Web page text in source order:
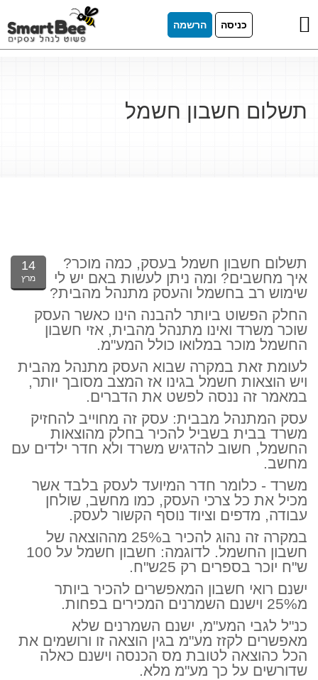
כניסה הרשמה
תשלום חשבון חשמל
14
מרץ
תשלום חשבון חשמל בעסק, כמה מוכר?
איך מחשבים? ומה ניתן לעשות באם יש לי
שימוש רב בחשמל והעסק מתנהל מהבית?
החלק הפשוט ביותר להבנה הינו כאשר העסק
שוכר משרד ואינו מתנהל מהבית, אזי חשבון
החשמל מוכר במלואו כולל המע"מ.
לעומת זאת במקרה שבוא העסק מתנהל מהבית
ויש הוצאות חשמל בגינו אז המצב מסובך יותר,
במאמר זה ננסה לפשט את הדברים.
עסק המתנהל מבבית: עסק זה מחוייב להחזיק
משרד בבית בשביל להכיר בחלק מהוצאות
החשמל, חשוב להדגיש משרד ולא חדר ילדים עם
מחשב.
משרד - כלומר חדר המיועד לעסק בלבד אשר
מכיל את כל צרכי העסק, כמו מחשב, שולחן
עבודה, מדפים וציוד נוסף הקשור לעסק.
במקרה זה נהוג להכיר ב25% מההוצאה של
חשבון החשמל. לדוגמה: חשבון חשמל על 100
ש"ח יוכר בספרים רק 25ש"ח.
ישנם רואי חשבון המאפשרים להכיר ביותר
מ25% וישנם השמרנים המכירים בפחות.
כנ"ל לגבי המע"מ, ישנם השמרנים שלא
מאפשרים לקזז מע"מ בגין הוצאה זו ורושמים את
הכל כהוצאה לטובת מס הכנסה וישנם כאלה
שדורשים על כך מע"מ מלא.